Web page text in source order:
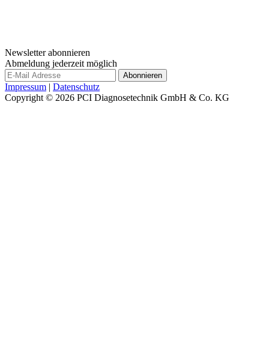
Newsletter abonnieren
Abmeldung jederzeit möglich
Impressum | Datenschutz
Copyright © 2026 PCI Diagnosetechnik GmbH & Co. KG